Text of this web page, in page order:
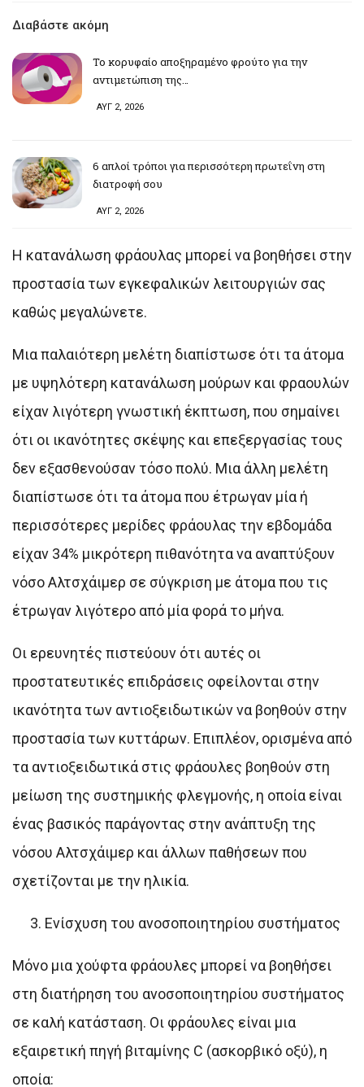
Διαβάστε ακόμη
Το κορυφαίο αποξηραμένο φρούτο για την
αντιμετώπιση της…
ΑΥΓ 2, 2026
6 απλοί τρόποι για περισσότερη πρωτεΐνη στη
διατροφή σου
ΑΥΓ 2, 2026
Η κατανάλωση φράουλας μπορεί να βοηθήσει στην
προστασία των εγκεφαλικών λειτουργιών σας
καθώς μεγαλώνετε.
Μια παλαιότερη μελέτη διαπίστωσε ότι τα άτομα
με υψηλότερη κατανάλωση μούρων και φραουλών
είχαν λιγότερη γνωστική έκπτωση, που σημαίνει
ότι οι ικανότητες σκέψης και επεξεργασίας τους
δεν εξασθενούσαν τόσο πολύ. Μια άλλη μελέτη
διαπίστωσε ότι τα άτομα που έτρωγαν μία ή
περισσότερες μερίδες φράουλας την εβδομάδα
είχαν 34% μικρότερη πιθανότητα να αναπτύξουν
νόσο Αλτσχάιμερ σε σύγκριση με άτομα που τις
έτρωγαν λιγότερο από μία φορά το μήνα.
Οι ερευνητές πιστεύουν ότι αυτές οι
προστατευτικές επιδράσεις οφείλονται στην
ικανότητα των αντιοξειδωτικών να βοηθούν στην
προστασία των κυττάρων. Επιπλέον, ορισμένα από
τα αντιοξειδωτικά στις φράουλες βοηθούν στη
μείωση της συστημικής φλεγμονής, η οποία είναι
ένας βασικός παράγοντας στην ανάπτυξη της
νόσου Αλτσχάιμερ και άλλων παθήσεων που
σχετίζονται με την ηλικία.
Ενίσχυση του ανοσοποιητηρίου συστήματος
Μόνο μια χούφτα φράουλες μπορεί να βοηθήσει
στη διατήρηση του ανοσοποιητηρίου συστήματος
σε καλή κατάσταση. Οι φράουλες είναι μια
εξαιρετική πηγή βιταμίνης C (ασκορβικό οξύ), η
οποία: